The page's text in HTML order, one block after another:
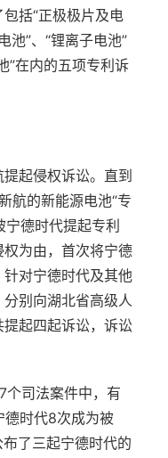
括“正极极片及电
池”、“锂离子电池”
”在内的五项专利诉
起侵权诉讼。直到
航的新能源电池“专
宁德时代提起专利
为由，首次将宁德
对宁德时代及其他
别向湖北省高级人
起四起诉讼，诉讼
个司法案件中，有
德时代8次成为被
了三起宁德时代的